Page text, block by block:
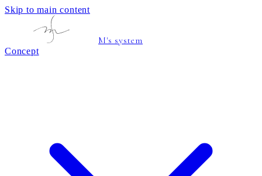
Skip to main content
M's system
Concept